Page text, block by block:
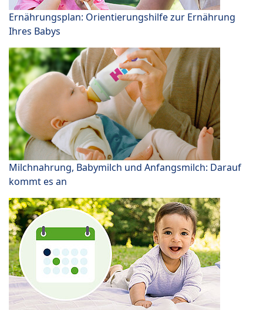
Ernährungsplan: Orientierungshilfe zur Ernährung
Ihres Babys
Milchnahrung, Babymilch und Anfangsmilch: Darauf
kommt es an